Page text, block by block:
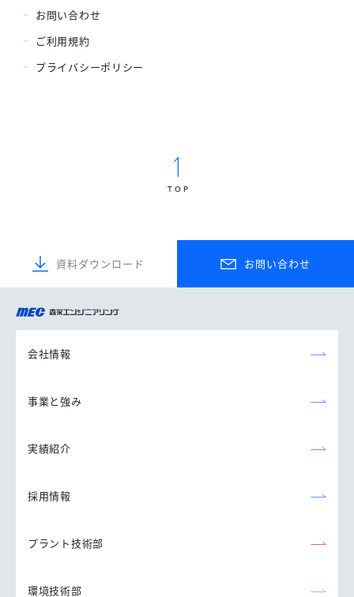
お問い合わせ
ご利用規約
プライバシーポリシー
TOP
資料ダウンロード お問い合わせ
森永エンジニアリング
株式会社
会社情報
事業と強み
実績紹介
採用情報
プラント技術部
環境技術部